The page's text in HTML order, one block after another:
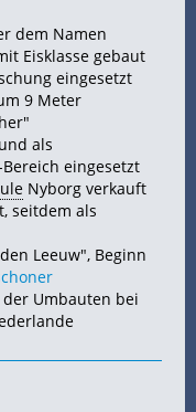
dem Namen
Eisklasse gebaut
eingesetzt
9 Meter
als
eingesetzt
Nyborg verkauft
seitdem als
Leeuw", Beginn
Umbauten bei